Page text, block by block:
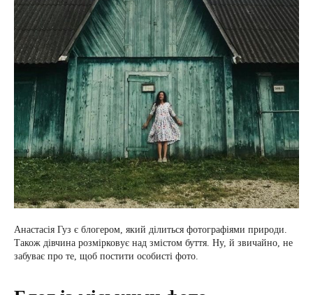
Анастасія Гуз є блогером, який ділиться фотографіями природи.
Також дівчина розмірковує над змістом буття. Ну, й звичайно, не
забуває про те, щоб постити особисті фото.